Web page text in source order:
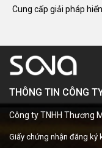
Cung cấp giải pháp
THÔNG TIN CÔNG
Công ty TNHH Thương
Giấy chứng nhận đăng ký